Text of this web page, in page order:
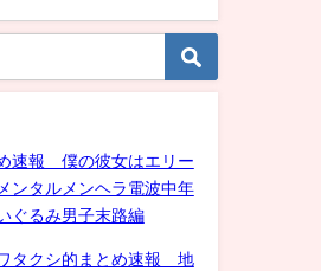
速報 僕の彼女はエリー
ンタルメンヘラ電波中年
ぐるみ男子末路編
タクシ的まとめ速報 地